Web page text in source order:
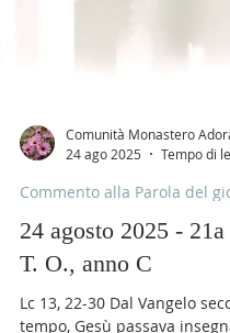
Comunità Monastero
24 ago 2025
Tempo di
Commento alla Parola del
24 agosto 2025 - 21a
T. O., anno C